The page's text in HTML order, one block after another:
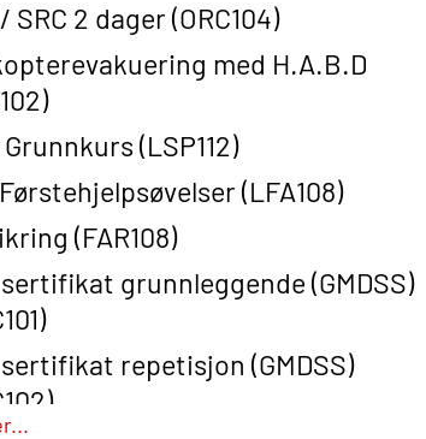
SRC 2 dager (ORC104)
med H.A.B.D
Grunnkurs (LSP112)
(LFA108)
(FAR108)
sertifikat grunnleggende (GMDSS)
sertifikat repetisjon (GMDSS)